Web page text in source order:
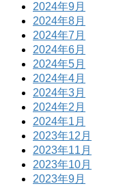
2024年9月
2024年8月
2024年7月
2024年6月
2024年5月
2024年4月
2024年3月
2024年2月
2024年1月
2023年12月
2023年11月
2023年10月
2023年9月